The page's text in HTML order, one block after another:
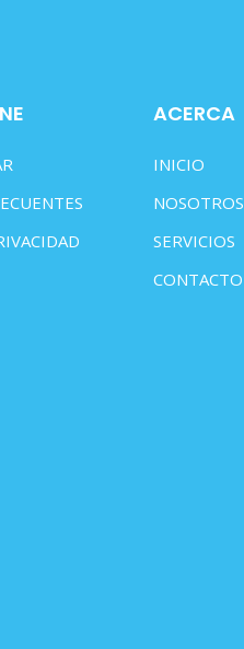
ACERCA
INICIO
NOSOTROS
SERVICIOS
CONTACTO